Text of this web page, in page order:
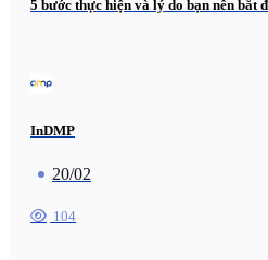
5 bước thực hiện và lý do bạn nên bắt
InDMP
20/02
104